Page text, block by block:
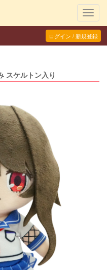
ログイン / 新規登録
スケルトン入り